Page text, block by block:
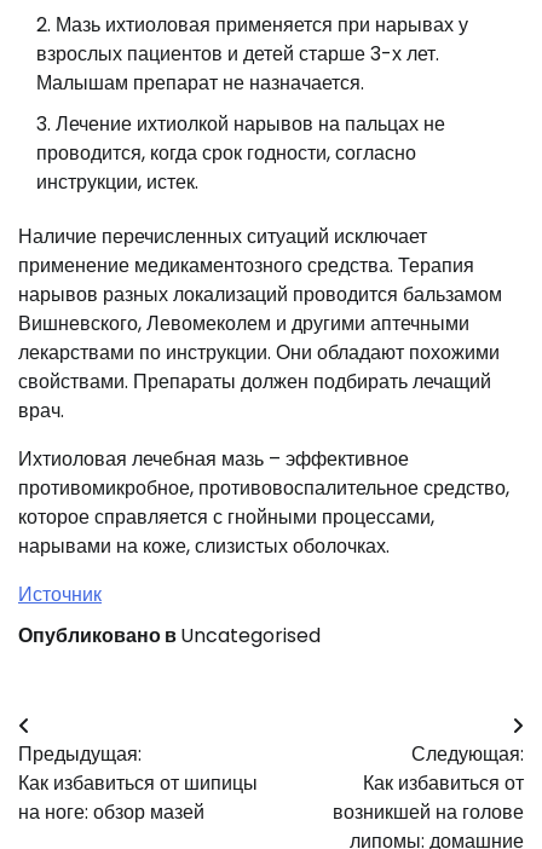
Мазь ихтиоловая применяется при нарывах у
взрослых пациентов и детей старше 3-х лет.
Малышам препарат не назначается.
Лечение ихтиолкой нарывов на пальцах не
проводится, когда срок годности, согласно
инструкции, истек.
Наличие перечисленных ситуаций исключает
применение медикаментозного средства. Терапия
нарывов разных локализаций проводится бальзамом
Вишневского, Левомеколем и другими аптечными
лекарствами по инструкции. Они обладают похожими
свойствами. Препараты должен подбирать лечащий
врач.
Ихтиоловая лечебная мазь – эффективное
противомикробное, противовоспалительное средство,
которое справляется с гнойными процессами,
нарывами на коже, слизистых оболочках.
Источник
Опубликовано вUncategorised
Навигация
по
записям
Предыдущая:
Как избавиться от шипицы
на ноге: обзор мазей
Следующая:
Как избавиться от
возникшей на голове
липомы: домашние